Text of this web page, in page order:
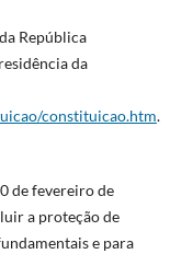
República
da
constituicao.htm.
de fevereiro de
a proteção de
e para